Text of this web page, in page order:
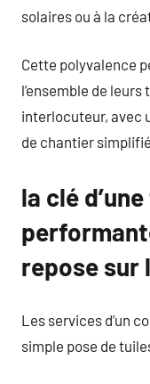
solaires ou à la
Cette polyvalence
l’ensemble de
interlocuteur, avec
de chantier
la clé
repose sur
Les services d’un
simple pose de